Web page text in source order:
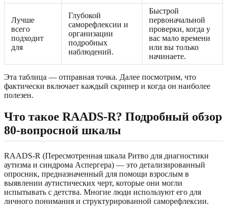
Лучше
всего
подходит
для
Глубокой
саморефлексии и
организации
подробных
наблюдений.
Быстрой
первоначальной
проверки, когда у
вас мало времени
или вы только
начинаете.
Эта таблица — отправная точка. Далее посмотрим, что
фактически включает каждый скринер и когда он наиболее
полезен.
Что такое RAADS-R? Подробный обзор
80-вопросной шкалы
RAADS-R (Пересмотренная шкала Ритво для диагностики
аутизма и синдрома Аспергера) — это детализированный
опросник, предназначенный для помощи взрослым в
выявлении аутистических черт, которые они могли
испытывать с детства. Многие люди используют его для
личного понимания и структурированной саморефлексии.